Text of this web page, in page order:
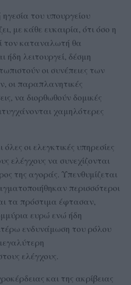
του υπουργείου
με κάθε ευκαιρία, ότι όσο η
τον καταναλωτή θα
ήδη λειτουργεί, δέσμη
οι συνέπειες των
οι παραπλανητικές
να διορθωθούν δομικές
χαμηλότερες
οι ελεγκτικές υπηρεσίες
ελέγχους να συνεχίζονται
της αγοράς. Υπενθυμίζεται
περισσότεροι
τα πρόστιμα έφτασαν,
ευρώ ενώ ήδη
ενδυνάμωση του ρόλου
ελέγχους.
και της ακρίβειας